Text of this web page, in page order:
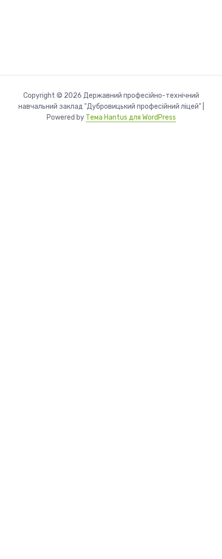
Copyright © 2026 Державний професійно-технічний
навчальний заклад "Дубровицький професійний ліцей" |
Powered by Тема Hantus для WordPress